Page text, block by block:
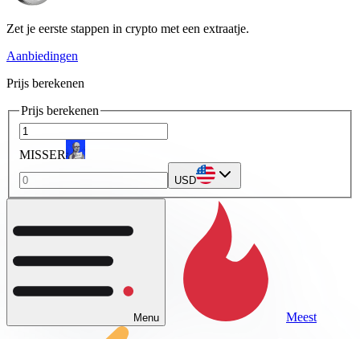
Zet je eerste stappen in crypto met een extraatje.
Aanbiedingen
Prijs berekenen
Prijs berekenen
MISSER
USD
Menu Meest